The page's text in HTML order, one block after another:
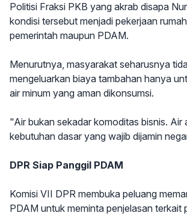
Politisi Fraksi PKB yang akrab disapa
kondisi tersebut menjadi pekerjaan
pemerintah maupun PDAM.
Menurutnya, masyarakat seharusnya
mengeluarkan biaya tambahan hanya
air minum yang aman dikonsumsi.
"Air bukan sekadar komoditas bisnis. Air
kebutuhan dasar yang wajib dijamin
DPR Siap Panggil PDAM
Komisi VII DPR membuka peluang
PDAM untuk meminta penjelasan terkait